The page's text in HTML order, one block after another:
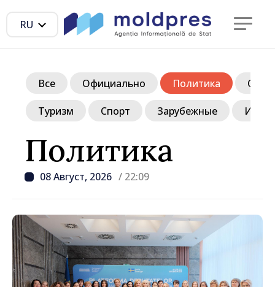
RU
Политика
08 Август, 2026 / 22:09
Все Официально Политика
Туризм Спорт Зарубежные